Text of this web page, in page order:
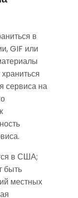
в
GIF или
сервиса на
в США;
быть
местных